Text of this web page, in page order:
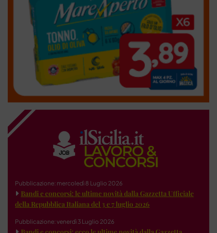
Pubblicazione: mercoledì 8 Luglio 2026
Bandi e concorsi: le ultime novità dalla Gazzetta Ufficiale
della Repubblica Italiana del 3 e 7 luglio 2026
Pubblicazione: venerdì 3 Luglio 2026